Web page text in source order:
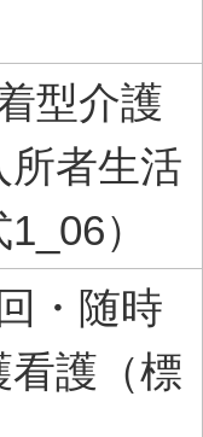
型介護
所者生活
）
・随時
看護（標